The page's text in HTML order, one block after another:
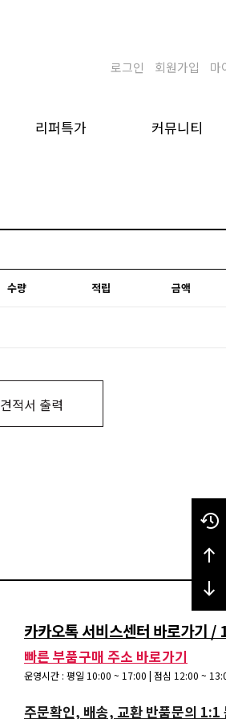
로그인 회원가입 마
리퍼특가 커뮤니티
수량 적립 금액
견적서 출력
카카오톡 서비스센터 바로가기
빠른 부품구매 주소 바로가기
운영시간 : 평일 10:00 ~ 17:00 | 점심 12:00 ~
주문확인, 배송, 교환 반품문의 1:1